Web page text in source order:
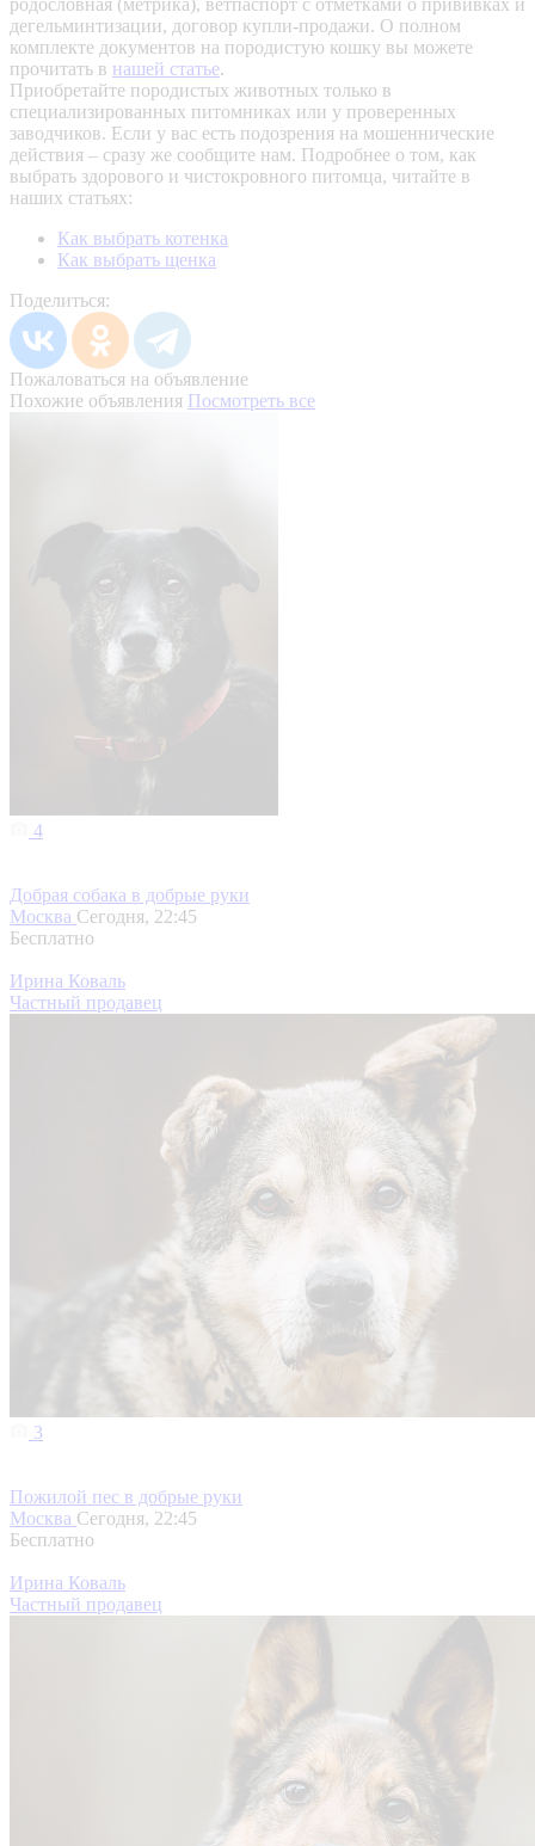
родословная (метрика), ветпаспорт с отметками о прививках и
дегельминтизации, договор купли-продажи. О полном
комплекте документов на породистую кошку вы можете
прочитать в нашей статье.
Приобретайте породистых животных только в
специализированных питомниках или у проверенных
заводчиков. Если у вас есть подозрения на мошеннические
действия – сразу же сообщите нам. Подробнее о том, как
выбрать здорового и чистокровного питомца, читайте в
наших статьях:
Как выбрать котенка
Как выбрать щенка
Поделиться:
Пожаловаться на объявление
Похожие объявления Посмотреть все
4
Добрая собака в добрые руки
Москва Сегодня, 22:45
Бесплатно
Ирина Коваль
Частный продавец
3
Пожилой пес в добрые руки
Москва Сегодня, 22:45
Бесплатно
Ирина Коваль
Частный продавец